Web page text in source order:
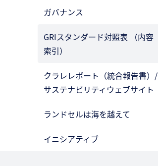
ガバナンス
GRIスタンダード対照表 （内容
索引）
クラレレポート（統合報告書）/
サステナビリティウェブサイト
ランドセルは海を越えて
イニシアティブ